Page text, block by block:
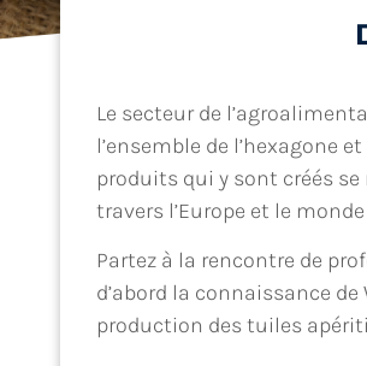
Le secteur de
l’ensemble de l’hexagone
produits qui y sont créés
travers l’Europe et le
Partez à la rencontre de
d’abord la connaissance
production des tuiles